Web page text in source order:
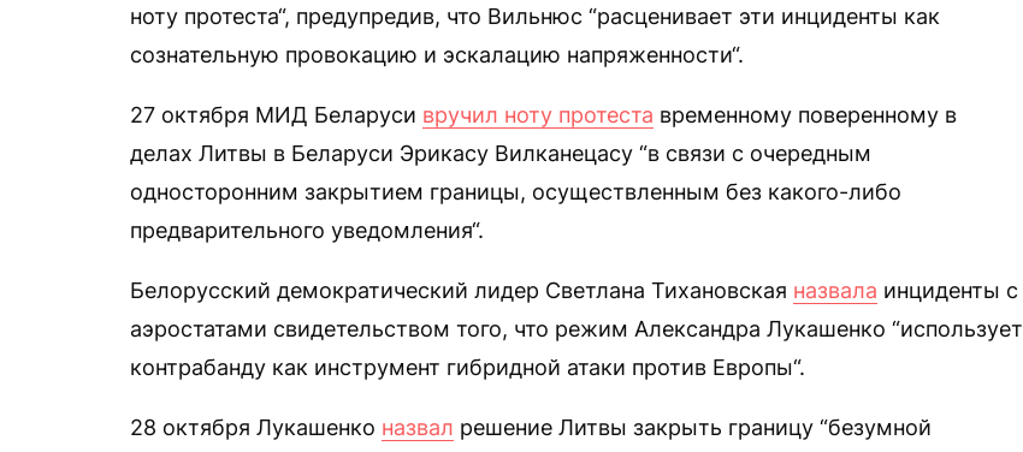
ноту протеста“, предупредив, что Вильнюс “расценивает эти инциденты как
сознательную провокацию и эскалацию напряженности“.
27 октября МИД Беларуси вручил ноту протеста временному поверенному в
делах Литвы в Беларуси Эрикасу Вилканецасу “в связи с очередным
односторонним закрытием границы, осуществленным без какого-либо
предварительного уведомления“.
Белорусский демократический лидер Светлана Тихановская назвала инциденты с
аэростатами свидетельством того, что режим Александра Лукашенко “использует
контрабанду как инструмент гибридной атаки против Европы“.
28 октября Лукашенко назвал решение Литвы закрыть границу “безумной